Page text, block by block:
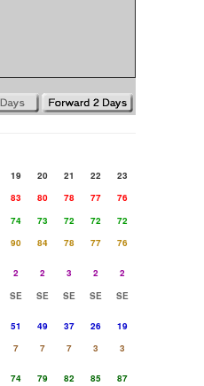
19 20 21 22
23
83 80 78 77
76
74 73 72 72
72
90 84 78 77
76
2 2 3 2
2
SE SE SE SE
SE
51 49 37 26
19
7 7 7 3
3
74 79 82 85
87